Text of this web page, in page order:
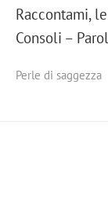
Raccontami,
Consoli –
Perle di saggezza